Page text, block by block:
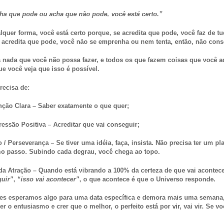
que pode ou acha que não pode, você está certo.”
forma, você está certo porque, se acredita que pode, você faz de
acredita que pode, você não se emprenha ou nem tenta, então, não
nada que você não possa fazer, e todos os que fazem coisas que você
você veja que isso é possível.
de:
Clara – Saber exatamente o que quer;
Positiva – Acreditar que vai conseguir;
/ Perseverança – Se tiver uma idéia, faça, insista. Não precisa ter um
passo. Subindo cada degrau, você chega ao topo.
Atração – Quando está vibrando a 100% da certeza de que vai
, “isso vai acontecer”, o que acontece é que o Universo responde.
esperamos algo para uma data específica e demora mais uma
o entusiasmo e crer que o melhor, o perfeito está por vir, vai vir. Se